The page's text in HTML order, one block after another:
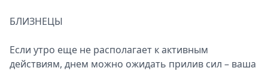
БЛИЗНЕЦЫ
Если утро еще не располагает к активным
действиям, днем можно ожидать прилив сил – ваша